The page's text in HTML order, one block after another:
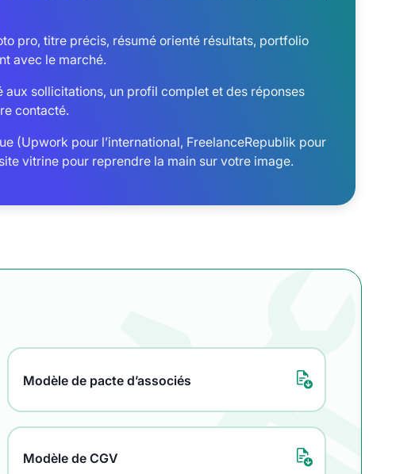
pro, titre précis, résumé orienté résultats, portfolio
avec le marché.
sollicitations, un profil complet et des réponses
contacté.
(Upwork pour l’international, FreelanceRepublik pour
vitrine pour reprendre la main sur votre image.
Modèle de pacte d’associés
Modèle de CGV